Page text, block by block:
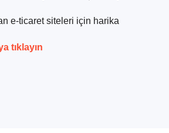
e-ticaret siteleri için harika
tıklayın